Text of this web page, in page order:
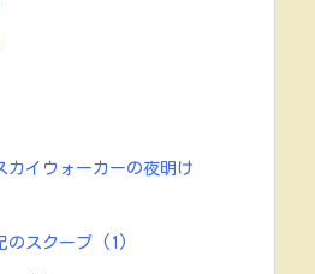
カイウォーカーの夜明け
のスクープ (1)